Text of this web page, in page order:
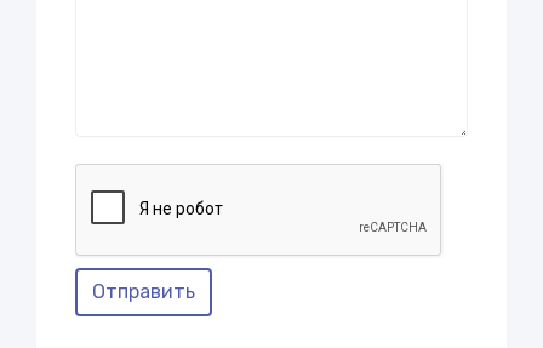
Отправить